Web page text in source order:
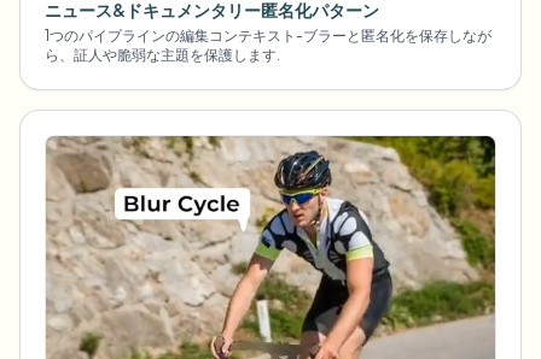
ニュース&ドキュメンタリー匿名化パターン
1つのパイプラインの編集コンテキスト-ブラーと匿名化を保存しなが
ら、証人や脆弱な主題を保護します.